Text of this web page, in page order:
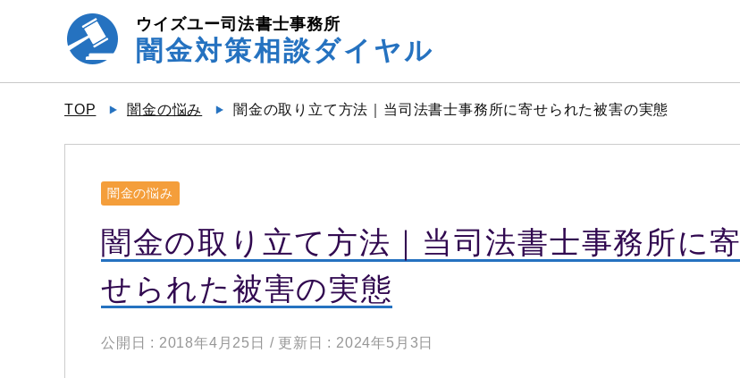
ウイズユー司法書士事務所
闇金対策相談ダイヤル
TOP 闇金の悩み 闇金の取り立て方法｜当司法書士事務所に寄せられた被害の実態
闇金の悩み
闇金の取り立て方法｜当司法書士事務所に寄
せられた被害の実態
公開日 : 2018年4月25日 / 更新日 : 2024年5月3日